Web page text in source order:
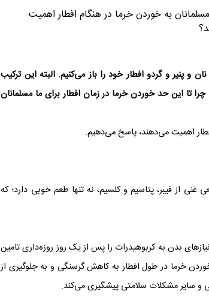
و پنیر و گردو افطار خود را باز می‌کنیم. البته این ترکیب
تا این حد خوردن خرما در زمان افطار برای ما مسلمانان
اهمیت می‌دهند، پاسخ می‌دهیم.
غنی از فیبر، پتاسیم و کلسیم، نه تنها طعم خوبی دارد؛ که
بدن به کربوهیدرات را پس از یک روز روزه‌داری تامین
خرما در طول افطار به کاهش گرسنگی و به جلوگیری از
و سایر مشکلات سلامتی پیشگیری می‌کند.